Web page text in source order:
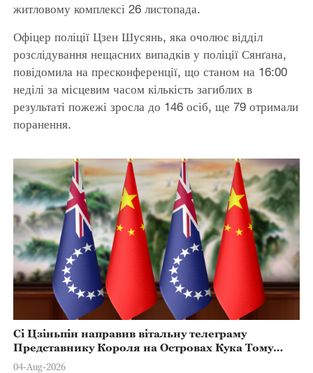
житловому комплексі 26 листопада.
Офіцер поліції Цзен Шусянь, яка очолює відділ
розслідування нещасних випадків у поліції Сянґана,
повідомила на пресконференції, що станом на 16:00
неділі за місцевим часом кількість загиблих в
результаті пожежі зросла до 146 осіб, ще 79 отримали
поранення.
Сі Цзіньпін направив вітальну телеграму
Представнику Короля на Островах Кука Тому
Марстерсу з нагоди Дня Конституції
04-Aug-2026